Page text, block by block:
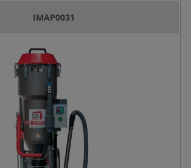
IMAP0031